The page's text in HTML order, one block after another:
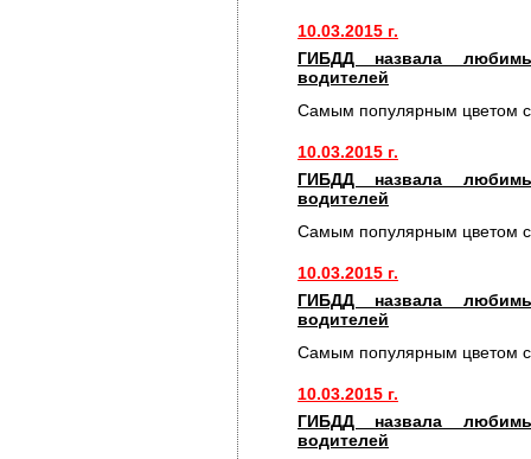
10.03.2015 г.
ГИБДД назвала
водителей
Самым популярным цветом
10.03.2015 г.
ГИБДД назвала
водителей
Самым популярным цветом
10.03.2015 г.
ГИБДД назвала
водителей
Самым популярным цветом
10.03.2015 г.
ГИБДД назвала
водителей